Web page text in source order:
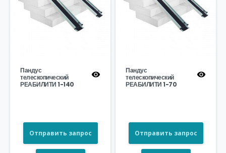
Пандус
телескопический
РЕАБИЛИТИ 1-140
Отправить запрос
Пандус
телескопический
РЕАБИЛИТИ 1-70
Отправить запрос